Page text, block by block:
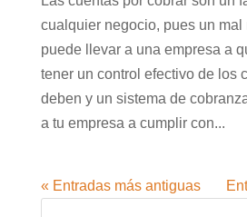
cualquier negocio, pues un mal
puede llevar a una empresa a
tener un control efectivo de los
deben y un sistema de
a tu empresa a cumplir con...
« Entradas más antiguas